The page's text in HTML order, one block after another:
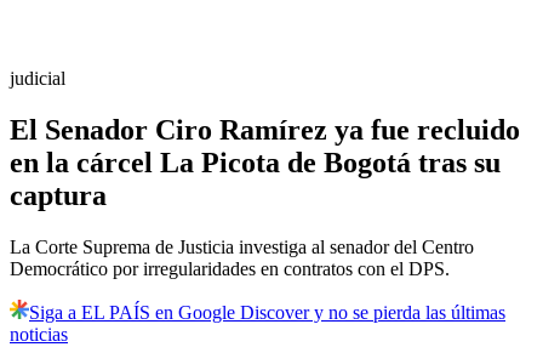
judicial
El Senador Ciro Ramírez ya fue recluido
en la cárcel La Picota de Bogotá tras su
captura
La Corte Suprema de Justicia investiga al senador del Centro
Democrático por irregularidades en contratos con el DPS.
Siga a EL PAÍS en Google Discover y no se pierda las últimas
noticias